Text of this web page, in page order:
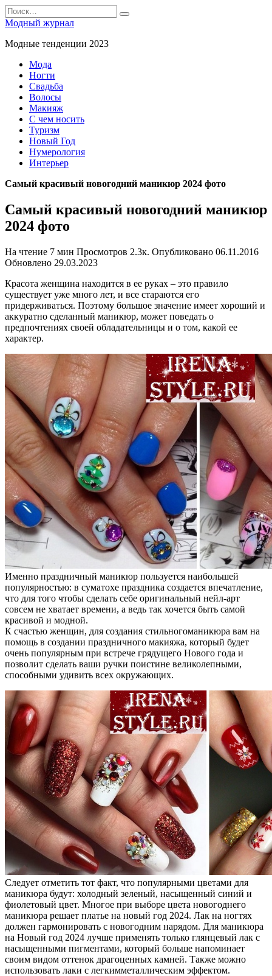
Перейти
к
содержанию
Search
for:
Модный журнал
Модные тенденции 2023
Мода
Ногти
Свадьба
Волосы
Макияж
С чем носить
Туризм
Новый Год
Нумерология
Интерьер
Самый красивый новогодний маникюр 2024 фото
Самый красивый новогодний маникюр
2024 фото
На чтение 7 мин Просмотров 2.3к. Опубликовано 06.11.2016
Обновлено 29.03.2023
Красота женщина находится в ее руках – это правило
существует уже много лет, и все стараются его
придерживаться. Поэтому большое значение имеет хороший и
аккуратно сделанный маникюр, может поведать о
предпочтениях своей обладательницы и о том, какой ее
характер.
Именно праздничный маникюр пользуется наибольшей
популярностью: в суматохе праздника создается впечатление,
что для того чтобы сделать себе оригинальный нейл-арт
совсем не хватает времени, а ведь так хочется быть самой
красивой и модной.
К счастью женщин, для создания стильногоманикюра вам на
помощь в создании праздничного макияжа, который будет
очень популярным при встрече грядущего Нового года и
позволит сделать ваши ручки поистине великолепными,
способными удивить всех окружающих.
Следует отметить тот факт, что популярными цветами для
маникюра будут: холодный зеленый, насыщенный синий и
фиолетовый цвет. Многое при выборе цвета новогоднего
маникюра решает платье на новый год 2024. Лак на ногтях
должен гармонировать с новогодним нарядом. Для маникюра
на Новый год 2024 лучше применять только глянцевый лак с
насыщенными пигментами, который больше напоминает
своим видом оттенок драгоценных камней. Также можно
использовать лаки с легкимметаллическим эффектом.